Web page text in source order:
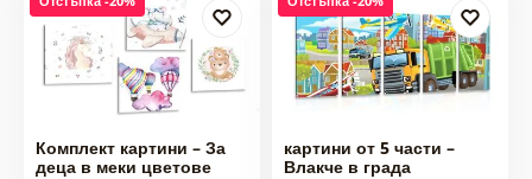
Комплект картини – За
деца в меки цветове
картини от 5 части –
Влакче в града